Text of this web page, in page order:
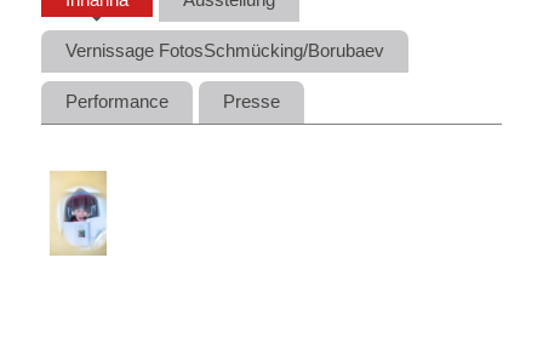
Vernissage FotosSchmücking/Borubaev
Performance Presse